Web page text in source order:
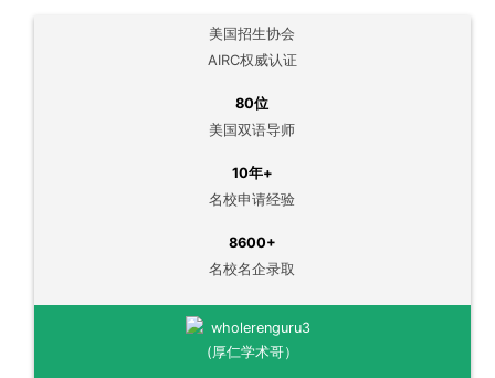
美国招生协会
AIRC权威认证
80位
美国双语导师
10年+
名校申请经验
8600+
名校名企录取